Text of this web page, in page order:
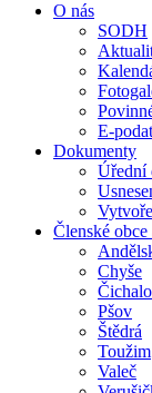
O nás
SODH
E-
Dokumenty
Úřední
Členské obce
Chyše
Pšov
Štědrá
Toužim
Valeč